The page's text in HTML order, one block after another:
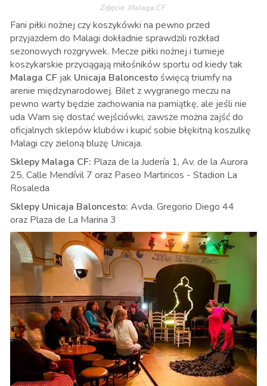
Zdjęcie: Malaga CF
Fani piłki nożnej czy koszykówki na pewno przed
przyjazdem do Malagi dokładnie sprawdzili rozkład
sezonowych rozgrywek. Mecze piłki nożnej i turnieje
koszykarskie przyciągają miłośników sportu od kiedy tak
Malaga CF jak Unicaja Baloncesto święcą triumfy na
arenie międzynarodowej. Bilet z wygranego meczu na
pewno warty będzie zachowania na pamiątkę, ale jeśli nie
uda Wam się dostać wejściówki, zawsze można zajść do
oficjalnych sklepów klubów i kupić sobie błękitną koszulkę
Malagi czy zieloną bluzę Unicaja.
Sklepy Malaga CF: Plaza de la Judería 1, Av. de la Aurora
25, Calle Mendívil 7 oraz Paseo Martiricos - Stadion La
Rosaleda
Sklepy Unicaja Baloncesto: Avda. Gregorio Diego 44
oraz Plaza de La Marina 3